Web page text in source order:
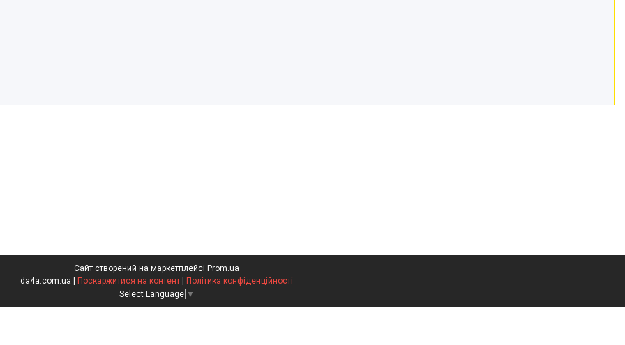
Сайт створений на маркетплейсі Prom.ua
Поскаржитися на контент
Політика конфіденційності
Select Language ▼